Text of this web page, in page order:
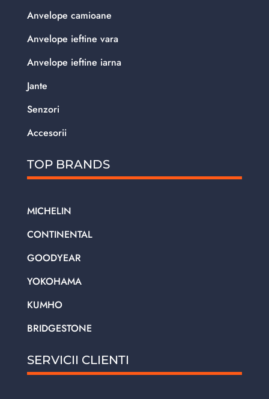
Anvelope camioane
Anvelope ieftine vara
Anvelope ieftine iarna
Jante
Senzori
Accesorii
TOP BRANDS
MICHELIN
CONTINENTAL
GOODYEAR
YOKOHAMA
KUMHO
BRIDGESTONE
SERVICII CLIENTI